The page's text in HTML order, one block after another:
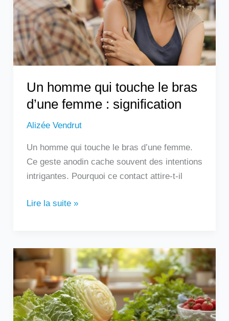
Un homme qui touche le bras
d’une femme : signification
Alizée Vendrut
Un homme qui touche le bras d’une femme.
Ce geste anodin cache souvent des intentions
intrigantes. Pourquoi ce contact attire-t-il
bras
d’une
femme
:
signification
Lire la suite »
Les
remèdes
de
grand-
mère